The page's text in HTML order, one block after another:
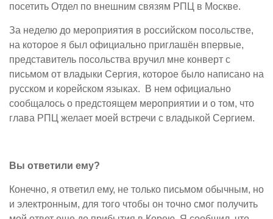
посетить Отдел по внешним связям РПЦ в Москве.
За неделю до мероприятия в российском посольстве,
на которое я был официально приглашён впервые,
представитель посольства вручил мне конверт с
письмом от владыки Сергия, которое было написано на
русском и корейском языках. В нем официально
сообщалось о предстоящем мероприятии и о том, что
глава РПЦ желает моей встречи с владыкой Сергием.
Вы ответили ему?
Конечно, я ответил ему, не только письмом обычным, но
и электронным, для того чтобы он точно смог получить